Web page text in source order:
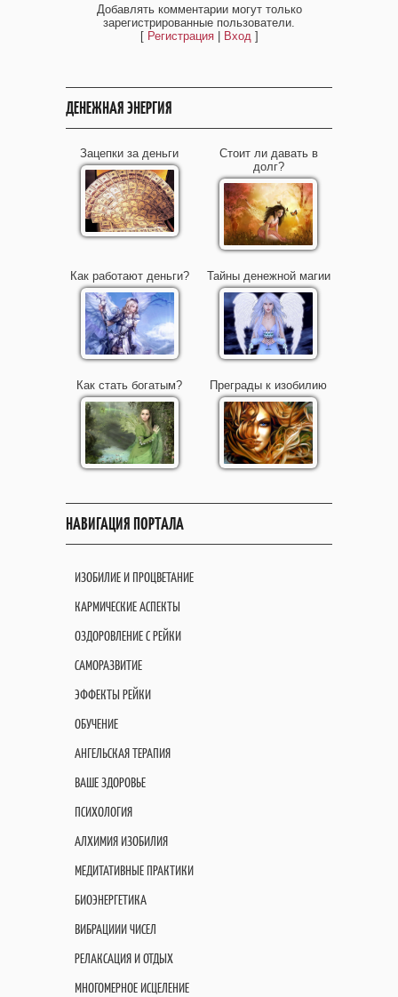
Добавлять комментарии могут только
зарегистрированные пользователи.
[ Регистрация| Вход]
ДЕНЕЖНАЯ ЭНЕРГИЯ
Зацепки за деньги
Стоит ли давать в
долг?
Как работают деньги? Тайны денежной магии
Как стать богатым? Преграды к изобилию
НАВИГАЦИЯ ПОРТАЛА
ИЗОБИЛИЕ И ПРОЦВЕТАНИЕ
КАРМИЧЕСКИЕ АСПЕКТЫ
ОЗДОРОВЛЕНИЕ С РЕЙКИ
САМОРАЗВИТИЕ
ЭФФЕКТЫ РЕЙКИ
ОБУЧЕНИЕ
АНГЕЛЬСКАЯ ТЕРАПИЯ
ВАШЕ ЗДОРОВЬЕ
ПСИХОЛОГИЯ
АЛХИМИЯ ИЗОБИЛИЯ
МЕДИТАТИВНЫЕ ПРАКТИКИ
БИОЭНЕРГЕТИКА
ВИБРАЦИИИ ЧИСЕЛ
РЕЛАКСАЦИЯ И ОТДЫХ
МНОГОМЕРНОЕ ИСЦЕЛЕНИЕ